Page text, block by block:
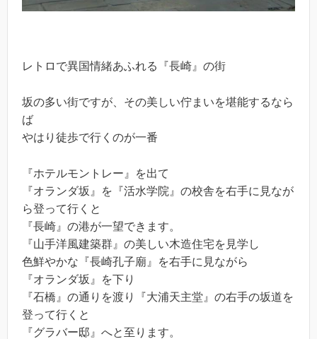
レトロで異国情緒あふれる『長崎』の街
坂の多い街ですが、その美しい佇まいを堪能するなら
ば
やはり徒歩で行くのが一番
『ホテルモントレー』を出て
『オランダ坂』を『活水学院』の校舎を右手に見なが
ら登って行くと
『長崎』の港が一望できます。
『山手洋風建築群』の美しい木造住宅を見学し
色鮮やかな『長崎孔子廟』を右手に見ながら
『オランダ坂』を下り
『石橋』の通りを渡り『大浦天主堂』の右手の坂道を
登って行くと
『グラバー邸』へと至ります。